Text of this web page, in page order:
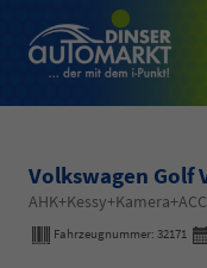
Volkswagen Golf
Fahrzeugnummer: 32171